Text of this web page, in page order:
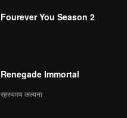
Fourever You Season 2
Renegade Immortal
रहस्यमय कल्पना